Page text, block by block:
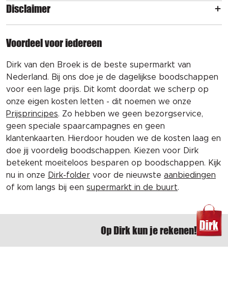
Disclaimer
Voordeel voor iedereen
Dirk van den Broek is de beste supermarkt van
Nederland. Bij ons doe je de dagelijkse boodschappen
voor een lage prijs. Dit komt doordat we scherp op
onze eigen kosten letten - dit noemen we onze
Prijsprincipes. Zo hebben we geen bezorgservice,
geen speciale spaarcampagnes en geen
klantenkaarten. Hierdoor houden we de kosten laag en
doe jij voordelig boodschappen. Kiezen voor Dirk
betekent moeiteloos besparen op boodschappen. Kijk
nu in onze Dirk-folder voor de nieuwste aanbiedingen
of kom langs bij een supermarkt in de buurt.
Op Dirk kun je rekenen!